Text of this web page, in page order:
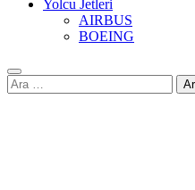
Yolcu Jetleri
AIRBUS
BOEING
Arama: